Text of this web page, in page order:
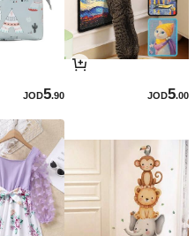
JOD5.00
JOD5.90